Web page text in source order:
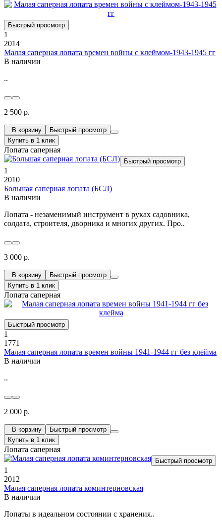
Быстрый просмотр
1
2014
Малая саперная лопата времен войны с клеймом-1943-1945 гг
В наличии
..
2 500 р.
В корзину
Быстрый просмотр
Купить в 1 клик
Лопата саперная
Быстрый просмотр
1
2010
Большая саперная лопата (БСЛ)
В наличии
Лопата - незаменимый инструмент в руках садовника,
солдата, строителя, дворника и многих других. Про..
3 000 р.
В корзину
Быстрый просмотр
Купить в 1 клик
Лопата саперная
Быстрый просмотр
1
1771
Малая саперная лопата времен войны 1941-1944 гг без клейма
В наличии
..
2 000 р.
В корзину
Быстрый просмотр
Купить в 1 клик
Лопата саперная
Быстрый просмотр
1
2012
Малая саперная лопата коминтерновская
В наличии
Лопаты в идеальном состоянии с хранения..